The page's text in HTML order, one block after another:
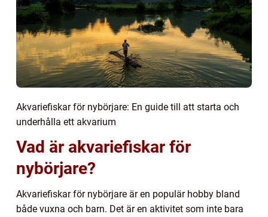
Akvariefiskar för nybörjare: En guide till att starta och
underhålla ett akvarium
Vad är akvariefiskar för
nybörjare?
Akvariefiskar för nybörjare är en populär hobby bland
både vuxna och barn. Det är en aktivitet som inte bara